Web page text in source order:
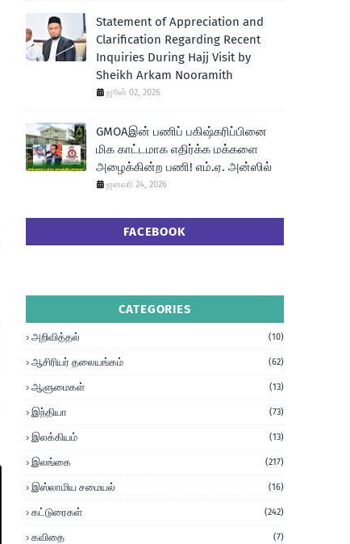
Statement of Appreciation and
Clarification Regarding Recent
Inquiries During Hajj Visit by
Sheikh Arkam Nooramith
ஜூன் 02, 2026
GMOAஇன் பணிப் பகிஷ்கரிப்பினை
மிக காட்டமாக எதிர்க்க மக்களை
அழைக்கின்ற பணி! எம்.ஏ. அன்ஸில்
ஜனவரி 24, 2026
FACEBOOK
CATEGORIES
அறிவித்தல் (10)
ஆசிரியர் தலையங்கம் (62)
ஆளுமைகள் (13)
இந்தியா (73)
இலக்கியம் (13)
இலங்கை (217)
இஸ்லாமிய சமையல் (16)
கட்டுரைகள் (242)
கவிதை (7)